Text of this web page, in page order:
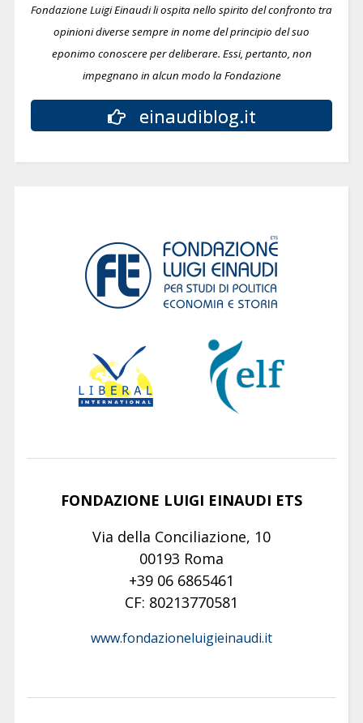
Fondazione Luigi Einaudi li ospita nello spirito del confronto tra
opinioni diverse sempre in nome del principio del suo
eponimo conoscere per deliberare. Essi, pertanto, non
impegnano in alcun modo la Fondazione
einaudiblog.it
FONDAZIONE LUIGI EINAUDI ETS
Via della Conciliazione, 10
00193 Roma
+39 06 6865461
CF: 80213770581
www.fondazioneluigieinaudi.it